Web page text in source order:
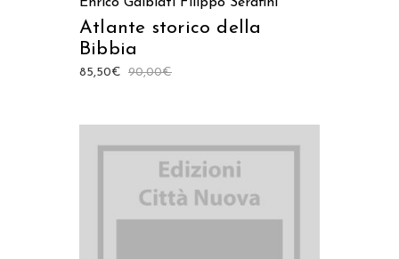
Enrico Galbiati Filippo Serafini
Atlante storico della
Bibbia
90,00€
85,50€